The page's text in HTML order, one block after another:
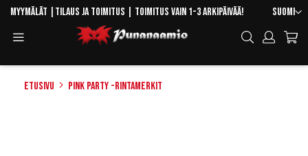
Skip
Content
Kieli
Suomi
Myymälät Tilaus ja toimitus | Toimitus vain 1-3 arkipäivää!
Hae
Etusivu Pink Party -rintamerkit